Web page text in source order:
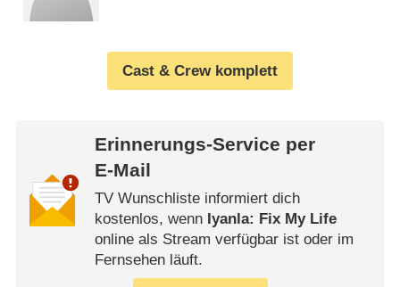
Cast & Crew komplett
Erinnerungs-Service per
E-Mail
TV Wunschliste informiert dich
kostenlos, wenn Iyanla: Fix My Life
online als Stream verfügbar ist oder im
Fernsehen läuft.